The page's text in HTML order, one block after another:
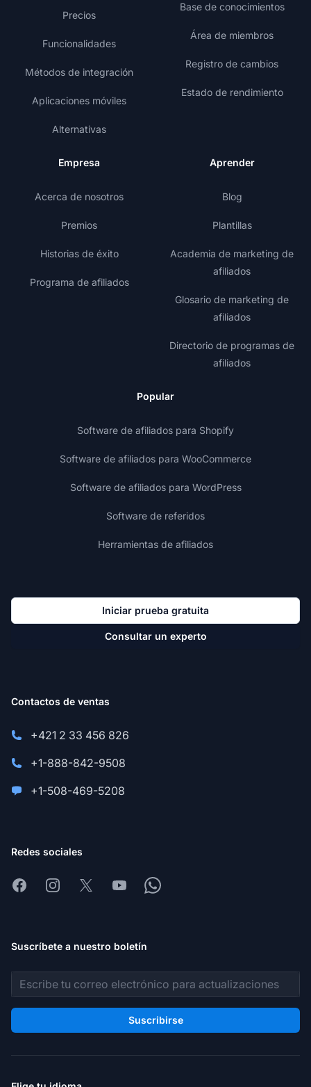
Precios
Funcionalidades
Métodos de integración
Aplicaciones móviles
Alternativas
Base de conocimientos
Área de miembros
Registro de cambios
Estado de rendimiento
Empresa
Acerca de nosotros
Premios
Historias de éxito
Programa de afiliados
Aprender
Blog
Plantillas
Academia de marketing de
afiliados
Glosario de marketing de
afiliados
Directorio de programas de
afiliados
Popular
Software de afiliados para Shopify
Software de afiliados para WooCommerce
Software de afiliados para WordPress
Software de referidos
Herramientas de afiliados
Iniciar prueba gratuita
Consultar un experto
Contactos de ventas
+421 2 33 456 826
+1-888-842-9508
+1-508-469-5208
Redes sociales
FacebookInstagram
X YoutubeWhatsapp
Suscríbete a nuestro boletín
Dirección de correo electrónico
Suscribirse